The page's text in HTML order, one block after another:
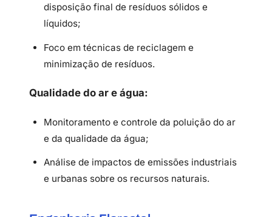
disposição final de resíduos sólidos e
líquidos;
Foco em técnicas de reciclagem e
minimização de resíduos.
Qualidade do ar e água:
Monitoramento e controle da poluição do ar
e da qualidade da água;
Análise de impactos de emissões industriais
e urbanas sobre os recursos naturais.